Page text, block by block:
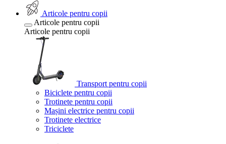
Articole pentru copii
Articole pentru copii
Articole pentru copii
Transport pentru copii
Biciclete pentru copii
Trotinete pentru copii
Mașini electrice pentru copii
Trotinete electrice
Triciclete